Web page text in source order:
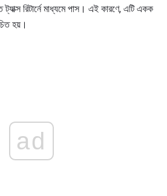
ট্যাক্স রিটার্নে মাধ্যমে পাস। এই কারণে, এটি একক
হয়।
ad